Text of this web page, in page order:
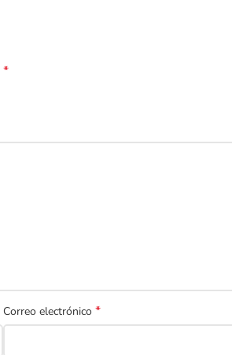
*
Correo electrónico *